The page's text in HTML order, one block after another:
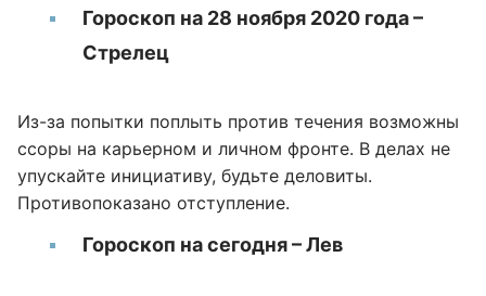
Гороскоп на 28 ноября 2020 года –
Стрелец
Из-за попытки поплыть против течения возможны
ссоры на карьерном и личном фронте. В делах не
упускайте инициативу, будьте деловиты.
Противопоказано отступление.
Гороскоп на сегодня – Лев